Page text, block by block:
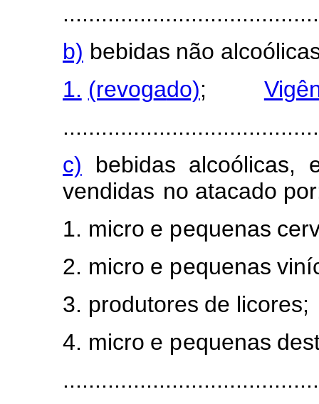
b) bebidas não alcoólic
1. (revogado);
c)
bebidas alcoólicas,
vendidas no atacado por
1. micro e pequenas ce
2. micro e pequenas vi
3. produtores de licores;
4. micro e pequenas de